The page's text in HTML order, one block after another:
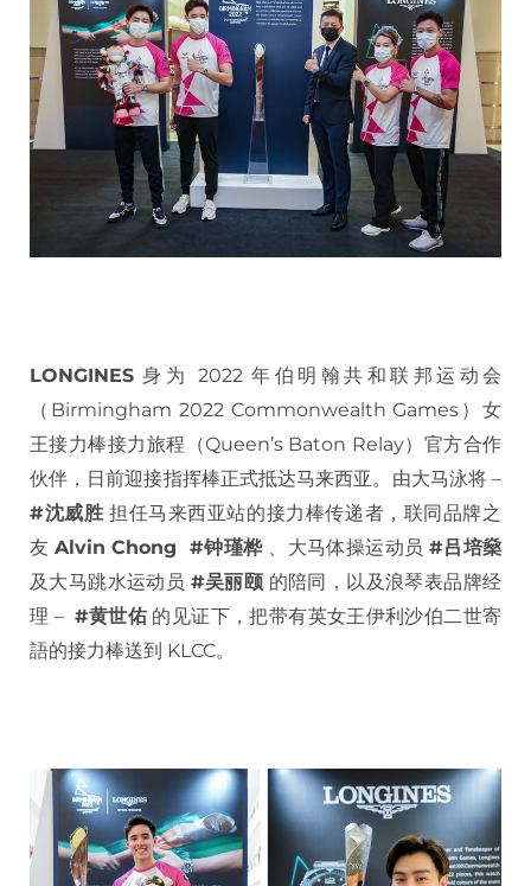
LONGINES 身为 2022 年伯明翰共和联邦运动会
（Birmingham 2022 Commonwealth Games）女
王接力棒接力旅程（Queen’s Baton Relay）官方合作
伙伴，日前迎接指挥棒正式抵达马来西亚。由大马泳将 –
#沈威胜担任马来西亚站的接力棒传递者，联同品牌之
友 Alvin Chong #钟瑾桦、大马体操运动员 #吕培燊
及大马跳水运动员 #吴丽颐 的陪同，以及浪琴表品牌经
理 – #黄世佑 的见证下，把带有英女王伊利沙伯二世寄
語的接力棒送到 KLCC。